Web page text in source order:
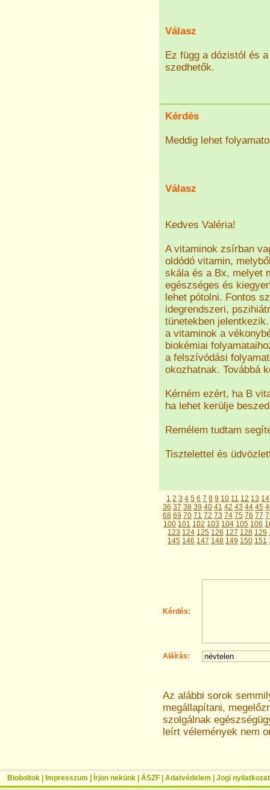
Válasz
Ez függ a dózistól és
szedhetők.
Kérdés
Meddig lehet
Válasz
Kedves Valéria!
A vitaminok zsírban
oldódó vitamin,
skála és a Bx, melyet
egészséges és
lehet pótolni. Fontos
idegrendszeri,
tünetekben
a vitaminok a
biokémiai
a felszívódási
okozhatnak. Továbbá
Kérném ezért, ha B
ha lehet kerülje
Remélem tudtam
Tisztelettel és
1 2 3 4 5 6 7 8 9 10 11 12 13 14
36 37 38 39 40 41 42 43 44 45
68 69 70 71 72 73 74 75 76 77
100 101 102 103 104 105 106
123 124 125 126 127 128 129
145 146 147 148 149 150 151
Kérdés:
Aláírás:
Az alábbi sorok
megállapítani,
szolgálnak
leírt vélemények nem
Bioboltok Impresszum Írjon nekünk ÁSZF Adatvédelem Jogi nyilatkozat